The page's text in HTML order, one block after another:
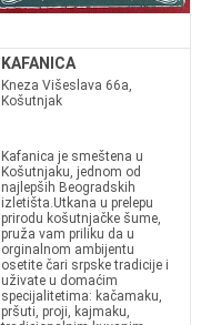
KAFANICA
Kneza Višeslava 66a,
Košutnjak
Kafanica je smeštena u
Košutnjaku, jednom od
najlepših Beogradskih
izletišta.Utkana u prelepu
prirodu košutnjačke šume,
pruža vam priliku da u
orginalnom ambijentu
osetite čari srpske tradicije i
uživate u domaćim
specijalitetima: kačamaku,
pršuti, proji, kajmaku,